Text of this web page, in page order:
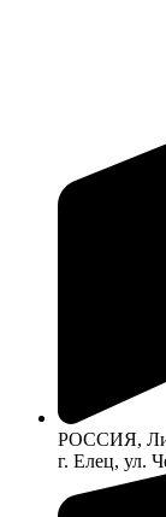
РОССИЯ,
г. Елец, ул.